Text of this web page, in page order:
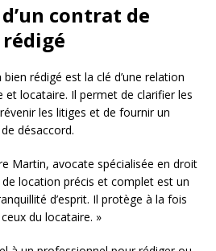
contrat de
bien rédigé est la clé d’une relation
et locataire. Il permet de clarifier les
les litiges et de fournir un
désaccord.
Martin, avocate spécialisée en droit
location précis et complet est un
d’esprit. Il protège à la fois
du locataire. »